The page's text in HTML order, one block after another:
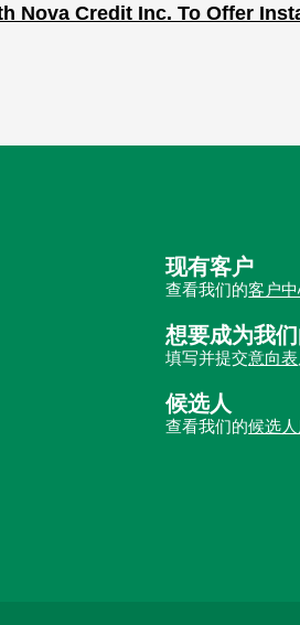
Nova Credit Inc. To Offer
现有客户
查看我们的客户
想要成为我
填写并提交意向表
候选人
查看我们的候选